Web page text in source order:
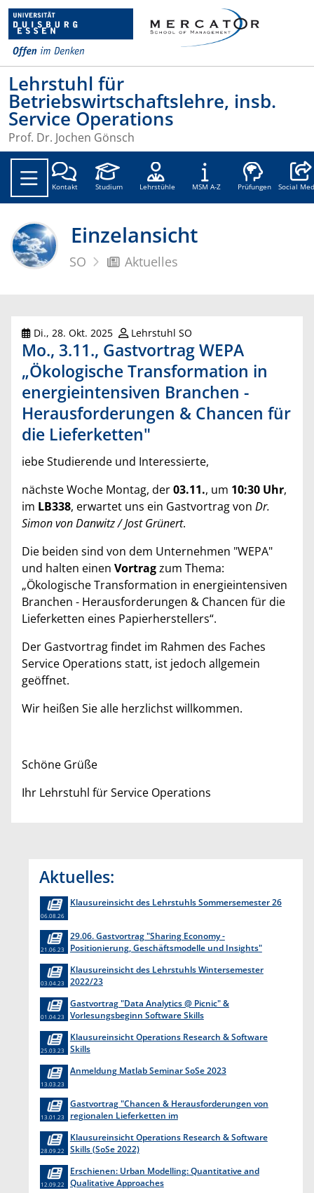
Lehrstuhl für
Betriebswirtschaftslehre, insb.
Service Operations
Prof. Dr. Jochen Gönsch
Kontakt Studium Lehrstühle MSM A-Z Prüfungen Social
Einzelansicht
SO Aktuelles
Di., 28. Okt. 2025 Lehrstuhl SO
Mo., 3.11., Gastvortrag WEPA
„Ökologische Transformation in
energieintensiven Branchen -
Herausforderungen & Chancen für
die Lieferketten"
iebe Studierende und Interessierte,
nächste Woche Montag, der03.11., um 10:30 Uhr,
im LB338, erwartet uns ein Gastvortrag von Dr.
Simon vonDanwitz / Jost Grünert.
Die beiden sind von dem Unternehmen "WEPA"
und halten einen Vortragzum Thema:
„Ökologische Transformation in energieintensiven
Branchen - Herausforderungen & Chancen für die
Lieferketten eines Papierherstellers“.
Der Gastvortrag findet im Rahmen des Faches
Service Operations statt, ist jedoch allgemein
geöffnet.
Wir heißen Sie alle herzlichst willkommen.
Schöne Grüße
Ihr Lehrstuhl für Service Operations
Aktuelles:
Klausureinsicht des Lehrstuhls Sommersemester 26
06.08.26
29.06. Gastvortrag "Sharing Economy -
Positionierung, Geschäftsmodelle und Insights"
21.06.23
Klausureinsicht des Lehrstuhls Wintersemester
2022/23
03.04.23
Gastvortrag "Data Analytics @ Picnic" &
Vorlesungsbeginn Software Skills
01.04.23
Klausureinsicht Operations Research & Software
Skills
25.03.23
Anmeldung Matlab Seminar SoSe 2023
13.03.23
Gastvortrag "Chancen & Herausforderungen von
regionalen Lieferketten im
13.01.23
Klausureinsicht Operations Research & Software
Skills (SoSe 2022)
28.09.22
Erschienen: Urban Modelling: Quantitative and
Qualitative Approaches
12.09.22